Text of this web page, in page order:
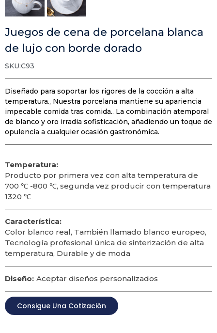
Juegos de cena de porcelana blanca
de lujo con borde dorado
SKU:C93
Diseñado para soportar los rigores de la cocción a alta
temperatura., Nuestra porcelana mantiene su apariencia
impecable comida tras comida.. La combinación atemporal
de blanco y oro irradia sofisticación, añadiendo un toque de
opulencia a cualquier ocasión gastronómica.
Temperatura:
Producto por primera vez con alta temperatura de
700 ℃ -800 ℃, segunda vez producir con temperatura
1320 ℃
Característica:
Color blanco real, También llamado blanco europeo,
Tecnología profesional única de sinterización de alta
temperatura, Durable y de moda
Diseño: Aceptar diseños personalizados
Consigue Una Cotización